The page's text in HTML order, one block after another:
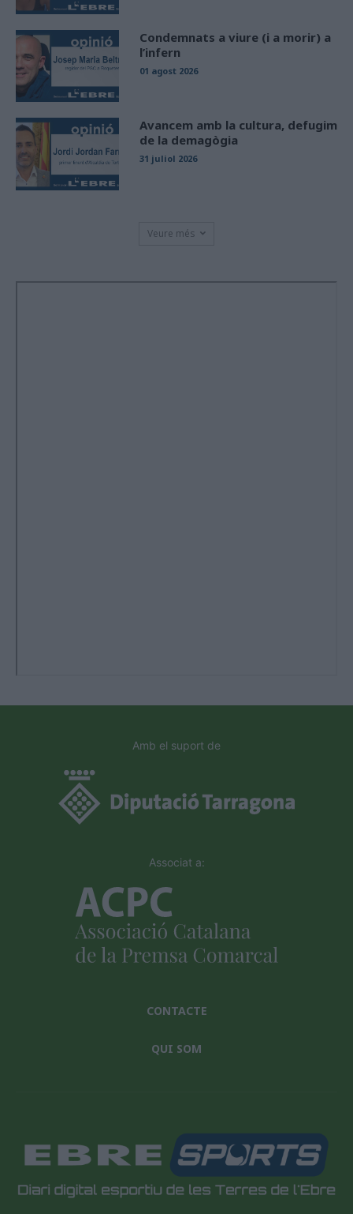
Condemnats a viure (i a morir) a
l’infern
01 agost 2026
Avancem amb la cultura, defugim
de la demagògia
31 juliol 2026
Veure més
Amb el suport de
Associat a:
CONTACTE
QUI SOM